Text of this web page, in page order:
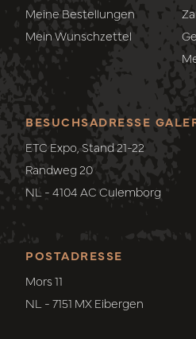
Meine Bestellungen
Mein Wunschzettel
POSTADRESSE
Mors 11
NL - 7151 MX Eibergen
BESUCHSADRESSE
ETC Expo, Stand 21-22
Randweg 20
NL - 4104 AC Culemborg